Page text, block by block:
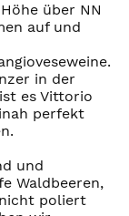
über NN
auf und
in der
es Vittorio
perfekt
und
Waldbeeren,
poliert